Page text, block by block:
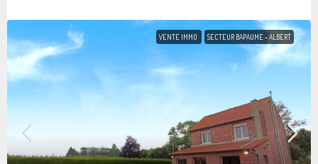
VENTE IMMO SECTEUR BAPAUME - ALBERT